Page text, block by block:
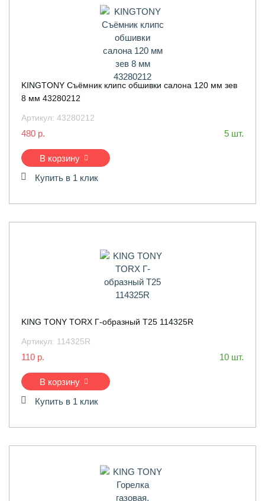
KINGTONY Съёмник клипс обшивки салона 120 мм зев
8 мм 43280212
Артикул: 43280212
480 р. 5 шт.
В корзину
Купить в 1 клик
KING TONY TORX Г-образный T25 114325R
Артикул: 114325R
110 р. 10 шт.
В корзину
Купить в 1 клик